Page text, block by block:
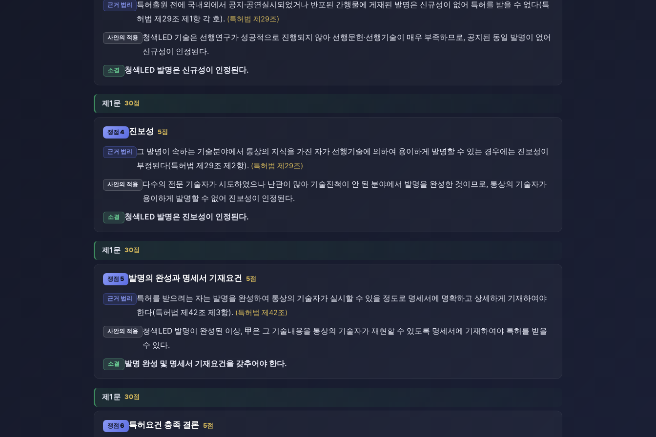
근거 법리
특허출원 전에 국내외에서 공지·공연실시되었거나 반포된 간행물에 게재된 발명은 신규성이 없어 특허를 받을 수 없다(특
허법 제29조 제1항 각 호). (특허법 제29조)
사안의 적용
청색LED 기술은 선행연구가 성공적으로 진행되지 않아 선행문헌·선행기술이 매우 부족하므로, 공지된 동일 발명이 없어
신규성이 인정된다.
소결 청색LED 발명은 신규성이 인정된다.
제1문 30점
쟁점 4 진보성 5점
근거 법리
그 발명이 속하는 기술분야에서 통상의 지식을 가진 자가 선행기술에 의하여 용이하게 발명할 수 있는 경우에는 진보성이
부정된다(특허법 제29조 제2항). (특허법 제29조)
사안의 적용
다수의 전문 기술자가 시도하였으나 난관이 많아 기술진척이 안 된 분야에서 발명을 완성한 것이므로, 통상의 기술자가
용이하게 발명할 수 없어 진보성이 인정된다.
소결 청색LED 발명은 진보성이 인정된다.
제1문 30점
쟁점 5 발명의 완성과 명세서 기재요건 5점
근거 법리
특허를 받으려는 자는 발명을 완성하여 통상의 기술자가 실시할 수 있을 정도로 명세서에 명확하고 상세하게 기재하여야
한다(특허법 제42조 제3항). (특허법 제42조)
사안의 적용
청색LED 발명이 완성된 이상, 甲은 그 기술내용을 통상의 기술자가 재현할 수 있도록 명세서에 기재하여야 특허를 받을
수 있다.
소결 발명 완성 및 명세서 기재요건을 갖추어야 한다.
제1문 30점
쟁점 6 특허요건 충족 결론 5점